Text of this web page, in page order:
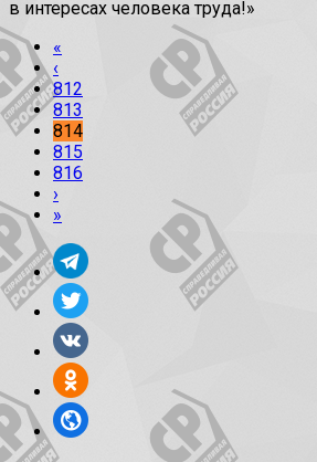
в интересах человека труда!»
«
‹
812
813
814
815
816
›
»